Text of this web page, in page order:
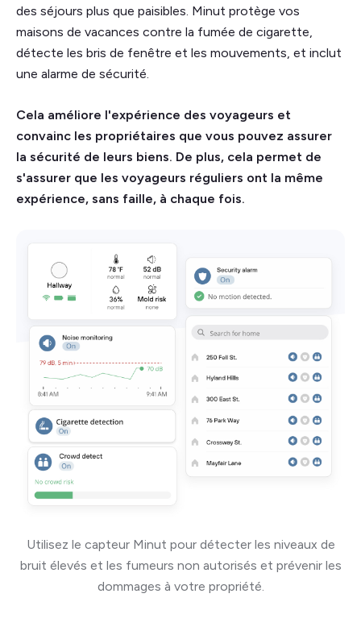
des séjours plus que paisibles. Minut protège vos
maisons de vacances contre la fumée de cigarette,
détecte les bris de fenêtre et les mouvements, et inclut
une alarme de sécurité.
Cela améliore l'expérience des voyageurs et
convainc les propriétaires que vous pouvez assurer
la sécurité de leurs biens. De plus, cela permet de
s'assurer que les voyageurs réguliers ont la même
expérience, sans faille, à chaque fois.
Utilisez le capteur Minut pour détecter les niveaux de
bruit élevés et les fumeurs non autorisés et prévenir les
dommages à votre propriété.